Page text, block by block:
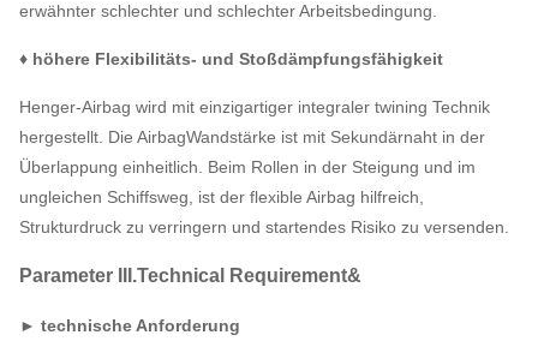
erwähnter schlechter und schlechter Arbeitsbedingung.
♦ höhere Flexibilitäts- und Stoßdämpfungsfähigkeit
Henger-Airbag wird mit einzigartiger integraler twining Technik
hergestellt. Die AirbagWandstärke ist mit Sekundärnaht in der
Überlappung einheitlich. Beim Rollen in der Steigung und im
ungleichen Schiffsweg, ist der flexible Airbag hilfreich,
Strukturdruck zu verringern und startendes Risiko zu versenden.
Parameter III.Technical Requirement&
► technische Anforderung